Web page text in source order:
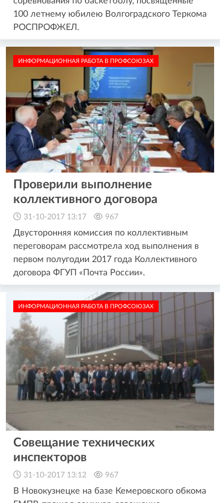
100 летнему юбилею Волгоградского Теркома
РОСПРОФЖЕЛ.
ИНФОРМАЦИОННАЯ РАБОТА В ПРОФСОЮЗАХ
Проверили выполнение
коллективного договора
31-10-2017 13:17 967
Двусторонняя комиссия по коллективным
переговорам рассмотрела ход выполнения в
первом полугодии 2017 года Коллективного
договора ФГУП «Почта России».
ИНФОРМАЦИОННАЯ РАБОТА В ПРОФСОЮЗАХ
Совещание технических
инспекторов
31-10-2017 13:12 967
В Новокузнецке на базе Кемеровского обкома